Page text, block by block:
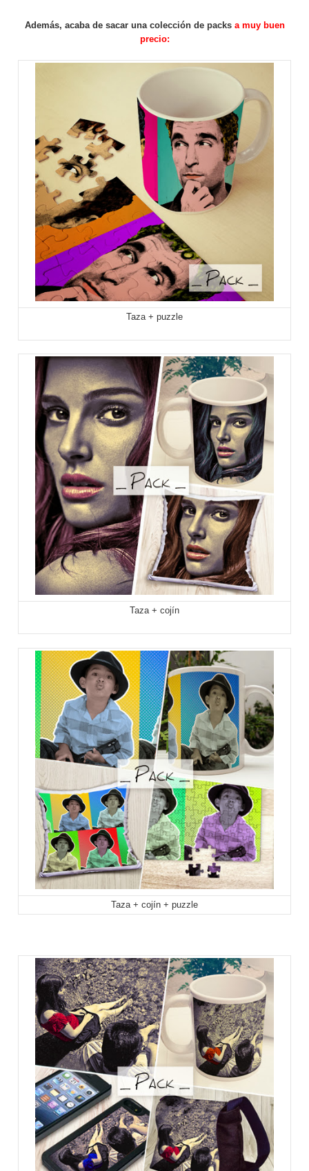
Además, acaba de sacar una colección de packsa muy buen
precio:
Taza + puzzle
Taza + cojín
Taza + cojín + puzzle